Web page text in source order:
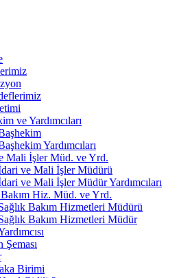
ve Yardımcıları
Yardımcıları
Mali İşler Müd. ve Yrd.
ve Mali İşler Müdürü
ve Mali İşler Müdür Yardımcıları
Bakım Hiz. Müd. ve Yrd.
Bakım Hizmetleri Müdürü
Bakım Hizmetleri Müdür
Şeması
Birimi